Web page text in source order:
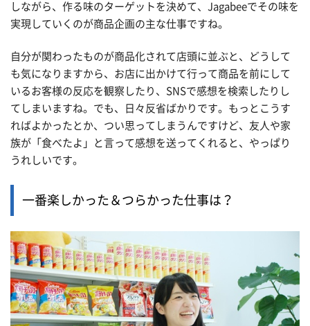
しながら、作る味のターゲットを決めて、Jagabeeでその味を
実現していくのが商品企画の主な仕事ですね。
自分が関わったものが商品化されて店頭に並ぶと、どうして
も気になりますから、お店に出かけて行って商品を前にして
いるお客様の反応を観察したり、SNSで感想を検索したりし
てしまいますね。でも、日々反省ばかりです。もっとこうす
ればよかったとか、つい思ってしまうんですけど、友人や家
族が「食べたよ」と言って感想を送ってくれると、やっぱり
うれしいです。
一番楽しかった＆つらかった仕事は？